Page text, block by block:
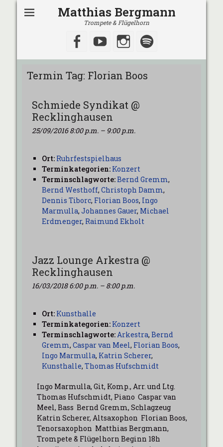
Matthias Bergmann
Trompete & Flügelhorn
Facebook
YouTubeInstagram
Termin Tag: Florian Boos
Schmiede Syndikat @
Recklinghausen
25/09/2016 8:00 p.m. – 9:00 p.m.
Ort: Ruhrfestspielhaus
Terminkategorien: Konzert
Terminschlagworte:Bernd Gremm,
Bernd Westhoff, Christoph Damm,
Dennis Tiborc, Florian Boos, Ingo
Marmulla, Johannes Gauer, Michael
Erdmenger, Raimund Ekholt
Jazz Lounge Arkestra @
Recklinghausen
16/03/2018 6:00 p.m. – 8:00 p.m.
Ort: Kunsthalle
Terminkategorien: Konzert
Terminschlagworte:Arkestra, Bernd
Gremm, Caspar van Meel, Florian Boos,
Ingo Marmulla, Katrin Scherer,
Kunsthalle, Thomas Hufschmidt
Ingo Marmulla, Git, Komp., Arr. und Ltg.
Thomas Hufschmidt, Piano Caspar van
Meel, Bass Bernd Gremm, Schlagzeug
Katrin Scherer, Altsaxophon Florian Boos,
Tenorsaxophon Matthias Bergmann,
Trompete & Flügelhorn Beginn 18h